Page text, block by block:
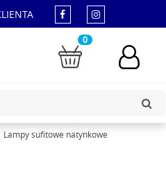
0
Lampy sufitowe natynkowe